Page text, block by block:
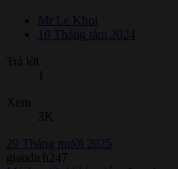
Mr Le Khoi
10 Tháng tám 2024
Trả lời
Xem
3K
29 Tháng mười 2025
giaodich247